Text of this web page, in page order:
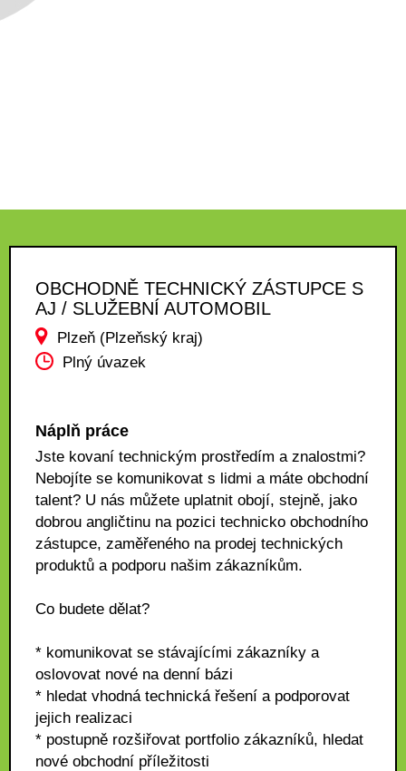
OBCHODNĚ TECHNICKÝ ZÁSTUPCE S
AJ / SLUŽEBNÍ AUTOMOBIL
Plzeň (Plzeňský kraj)
Plný úvazek
Náplň práce
Jste kovaní technickým prostředím a znalostmi?
Nebojíte se komunikovat s lidmi a máte obchodní
talent? U nás můžete uplatnit obojí, stejně, jako
dobrou angličtinu na pozici technicko obchodního
zástupce, zaměřeného na prodej technických
produktů a podporu našim zákazníkům.
Co budete dělat?
* komunikovat se stávajícími zákazníky a
oslovovat nové na denní bázi
* hledat vhodná technická řešení a podporovat
jejich realizaci
* postupně rozšiřovat portfolio zákazníků, hledat
nové obchodní příležitosti